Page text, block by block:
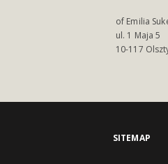
of Emilia
ul. 1 Maja 5
10-117
SITEMAP